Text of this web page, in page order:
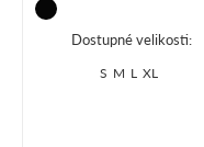
Dostupné velikosti:
S M L XL